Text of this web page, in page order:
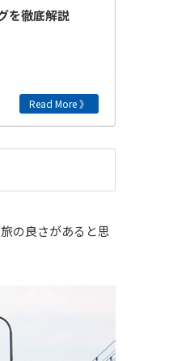
を徹底解説
の良さがあると思